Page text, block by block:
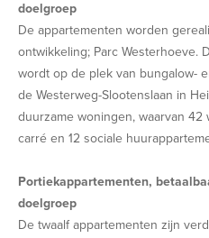
doelgroep
De appartementen worden
ontwikkeling; Parc Westerhoeve.
wordt op de plek van bungalow-
de Westerweg-Slootenslaan in
duurzame woningen, waarvan
carré en 12 sociale
Portiekappartementen,
doelgroep
De twaalf appartementen zijn